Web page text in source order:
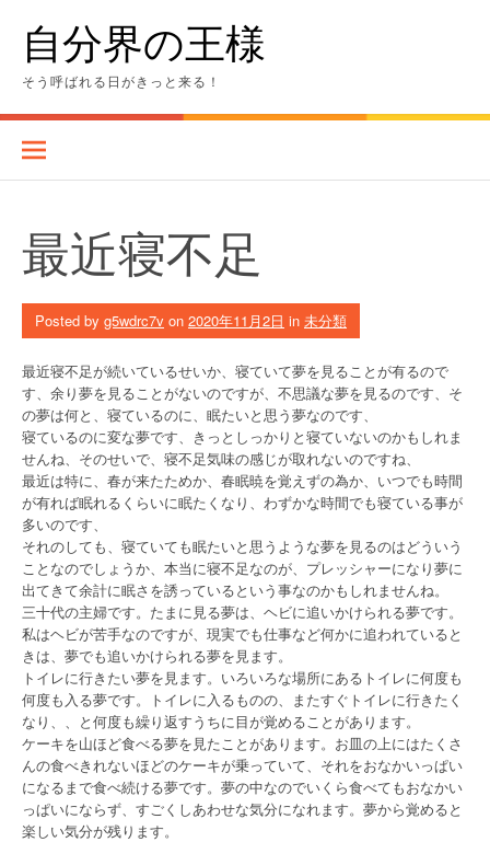
content自分界の王様
そう呼ばれる日がきっと来る！
最近寝不足
Posted by g5wdrc7v on 2020年11月2日 in 未分類
最近寝不足が続いているせいか、寝ていて夢を見ることが有るので
す、余り夢を見ることがないのですが、不思議な夢を見るのです、そ
の夢は何と、寝ているのに、眠たいと思う夢なのです、
寝ているのに変な夢です、きっとしっかりと寝ていないのかもしれま
せんね、そのせいで、寝不足気味の感じが取れないのですね、
最近は特に、春が来たためか、春眠暁を覚えずの為か、いつでも時間
が有れば眠れるくらいに眠たくなり、わずかな時間でも寝ている事が
多いのです、
それのしても、寝ていても眠たいと思うような夢を見るのはどういう
ことなのでしょうか、本当に寝不足なのが、プレッシャーになり夢に
出てきて余計に眠さを誘っているという事なのかもしれませんね。
三十代の主婦です。たまに見る夢は、ヘビに追いかけられる夢です。
私はヘビが苦手なのですが、現実でも仕事など何かに追われていると
きは、夢でも追いかけられる夢を見ます。
トイレに行きたい夢を見ます。いろいろな場所にあるトイレに何度も
何度も入る夢です。トイレに入るものの、またすぐトイレに行きたく
なり、、と何度も繰り返すうちに目が覚めることがあります。
ケーキを山ほど食べる夢を見たことがあります。お皿の上にはたくさ
んの食べきれないほどのケーキが乗っていて、それをおなかいっぱい
になるまで食べ続ける夢です。夢の中なのでいくら食べてもおなかい
っぱいにならず、すごくしあわせな気分になれます。夢から覚めると
楽しい気分が残ります。